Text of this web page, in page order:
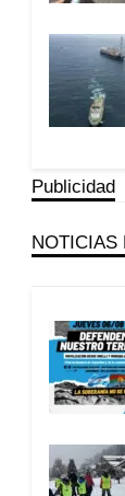
Publicidad
NOTICIAS